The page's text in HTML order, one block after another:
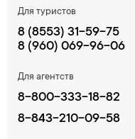
Для туристов
8 (8553) 31-59-75
8 (960) 069-96-06
Для агентств
8-800-333-18-82
8-843-210-09-58